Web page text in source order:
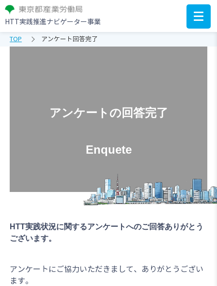
TOP アンケート回答完了
アンケートの回答完了
Enquete
HTT実践推進ナビゲーター事業
HTT実践状況に関するアンケートへのご回答ありがとう
ございます。
アンケートにご協力いただきまして、ありがとうござい
ます。